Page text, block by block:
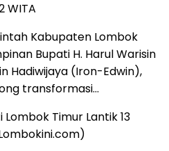
WITA
Kabupaten Lombok
Bupati H. Harul Warisin
Hadiwijaya (Iron-Edwin),
transformasi…